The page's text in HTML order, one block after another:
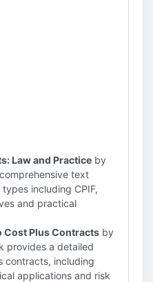
Law and Practice by
text
including CPIF,
and practical
Cost Plus Contracts by
provides a detailed
contracts, including
applications and risk